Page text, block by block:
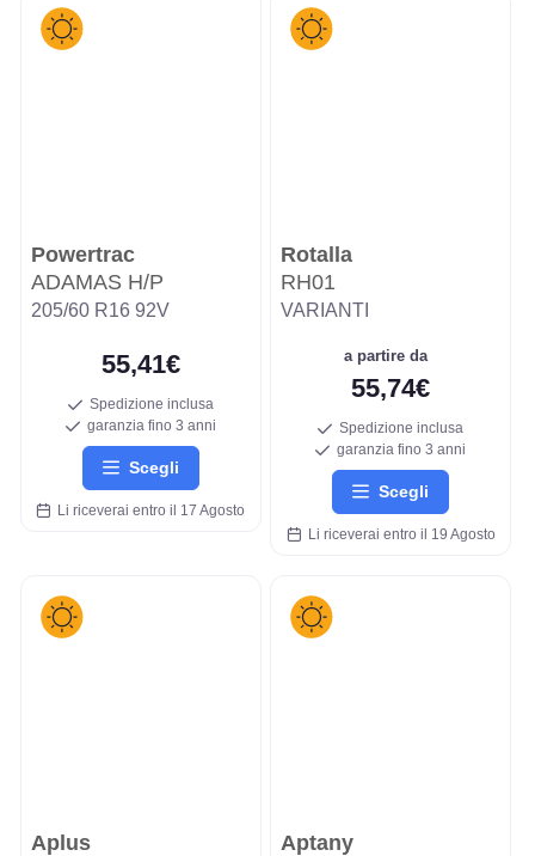
Powertrac
ADAMAS H/P
205/60 R16 92V
55,41€
Spedizione inclusa
garanzia fino 3 anni
Scegli
Li riceverai entro il 17 Agosto
Rotalla
RH01
VARIANTI
a partire da
55,74€
Spedizione inclusa
garanzia fino 3 anni
Scegli
Li riceverai entro il 19 Agosto
Aplus
Aptany